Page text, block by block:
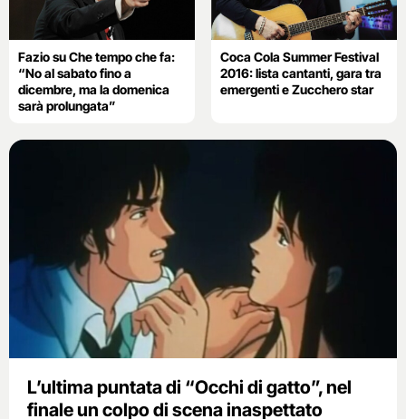
Fazio su Che tempo che fa:
“No al sabato fino a
dicembre, ma la domenica
sarà prolungata”
Coca Cola Summer Festival
2016: lista cantanti, gara tra
emergenti e Zucchero star
L’ultima puntata di “Occhi di gatto”, nel
finale un colpo di scena inaspettato